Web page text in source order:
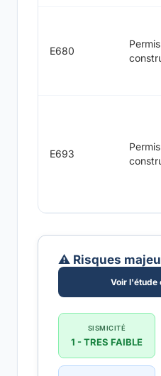
E680
E693
⚠️ Risques
Voir l'étude
SISMICITÉ
1 - TRES FAIBLE